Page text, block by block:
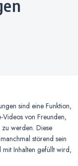
sind eine Funktion,
von Freunden,
werden. Diese
störend sein
Inhalten gefüllt wird,